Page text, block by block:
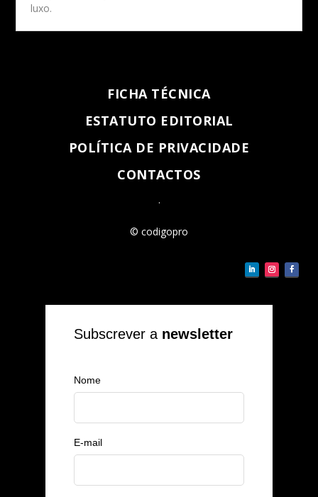
luxo.
FICHA TÉCNICA
ESTATUTO EDITORIAL
POLÍTICA DE PRIVACIDADE
CONTACTOS
.
© codigopro
Subscrever a newsletter
Nome
E-mail